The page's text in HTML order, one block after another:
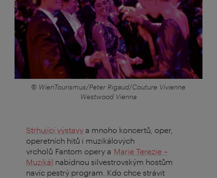
© WienTourismus/Peter Rigaud/Couture Vivienne
Westwood Vienna
Strhující výstavy a mnoho koncertů, oper,
operetních hitů i muzikálových
vrcholů Fantom opery a Marie Terezie –
Muzikál nabídnou silvestrovským hostům
navíc pestrý program. Kdo chce strávit